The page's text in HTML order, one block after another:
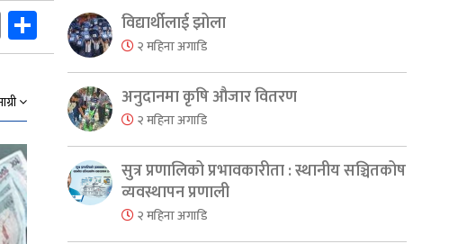
Copy
Link
Share
विद्यार्थीलाई झोला
२ महिना अगाडि
अनुदानमा कृषि औजार वितरण
२ महिना अगाडि
सुत्र प्रणालिको प्रभावकारीता : स्थानीय सञ्चितकोष
व्यवस्थापन प्रणाली
२ महिना अगाडि